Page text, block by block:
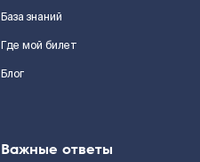
База знаний
Где мой билет
Блог
Важные ответы